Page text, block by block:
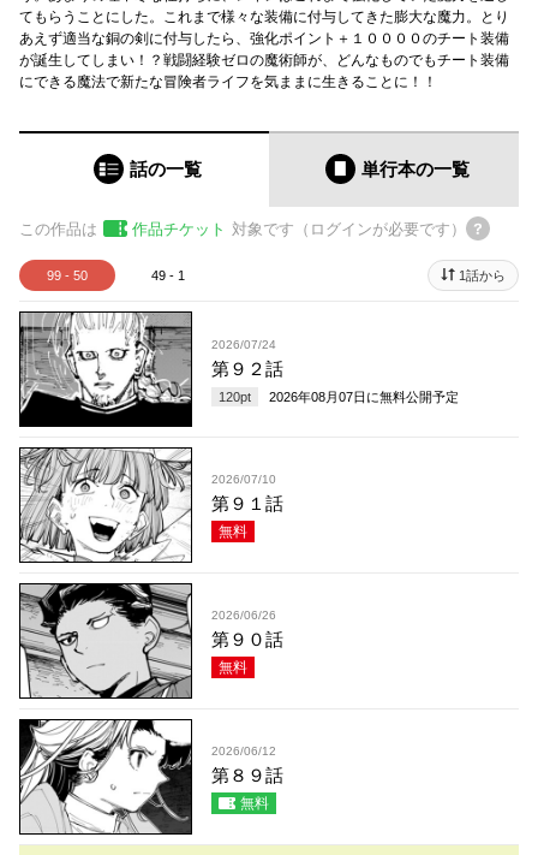
てもらうことにした。これまで様々な装備に付与してきた膨大な魔力。とり
あえず適当な銅の剣に付与したら、強化ポイント＋１００００のチート装備
が誕生してしまい！？戦闘経験ゼロの魔術師が、どんなものでもチート装備
にできる魔法で新たな冒険者ライフを気ままに生きることに！！
話の一覧 単行本の一覧
この作品は 作品チケット 対象です（ログインが必要です）
99 - 50 49 - 1 1話から
2026/07/24
第９２話
120pt 2026年08月07日 に無料公開予定
2026/07/10
第９１話
無料
2026/06/26
第９０話
無料
2026/06/12
第８９話
無料